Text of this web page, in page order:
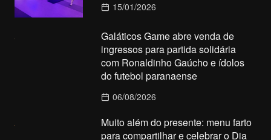
15/01/2026
Galáticos Game abre venda de
ingressos para partida solidária
com Ronaldinho Gaúcho e ídolos
do futebol paranaense
06/08/2026
Muito além do presente: menu farto
para compartilhar e celebrar o Dia